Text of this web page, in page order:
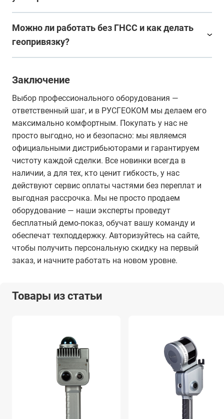
Можно ли работать без ГНСС и как делать
геопривязку?
Заключение
Выбор профессионального оборудования —
ответственный шаг, и в РУСГЕОКОМ мы делаем его
максимально комфортным. Покупать у нас не
просто выгодно, но и безопасно: мы являемся
официальными дистрибьюторами и гарантируем
чистоту каждой сделки. Все новинки всегда в
наличии, а для тех, кто ценит гибкость, у нас
действуют сервис оплаты частями без переплат и
выгодная рассрочка. Мы не просто продаем
оборудование — наши эксперты проведут
бесплатный демо-показ, обучат вашу команду и
обеспечат техподдержку. Авторизуйтесь на сайте,
чтобы получить персональную скидку на первый
заказ, и начните работать на новом уровне.
Товары из статьи